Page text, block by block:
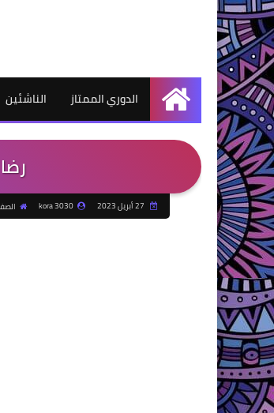
الرئيسية
الدوري الممتاز الناشئين
kora 3030